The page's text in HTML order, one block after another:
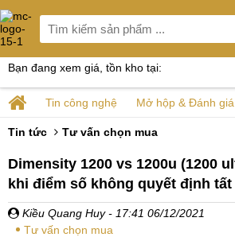
Bạn đang xem giá, tồn kho tại:
Tin công nghệ Mở hộp & Đánh giá
Tin tức Tư vấn chọn mua
Dimensity 1200 vs 1200u (1200
khi điểm số không quyết định tất
Kiều Quang Huy - 17:41 06/12/2021
Tư vấn chọn mua